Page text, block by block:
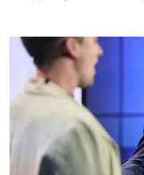
zúčastnit i příštího
výborný program,
absolutně nejlepší
Communication
své zpětné
cítit po celý 9.
tématem „Od
povedl.